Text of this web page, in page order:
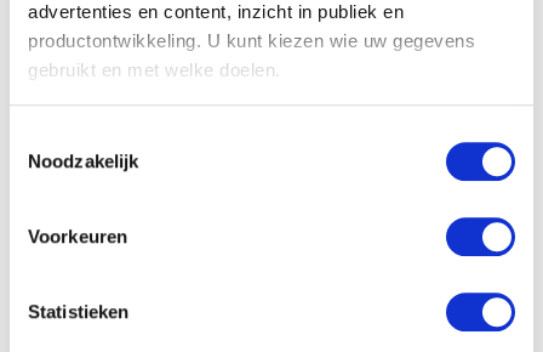
advertenties en content, inzicht in publiek en
productontwikkeling. U kunt kiezen wie uw gegevens
gebruikt en met welke doelen.
Informatie verzamelen over uw geografische
locatie, die tot een paar meter nauwkeurig kan zijn
scannen op specifieke eigenschappen (fingerprinting)
detailgedeeltein.
U kunt uw toestemming op elk moment wijzigen of
Noodzakelijk
Voorkeuren
Statistieken
Franz Courtens